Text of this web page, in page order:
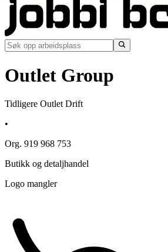
Outlet Group
Tidligere Outlet Drift
•
Org. 919 968 753
Butikk og detaljhandel
Logo mangler